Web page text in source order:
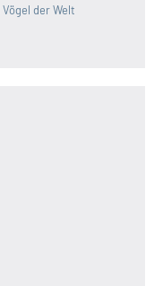
Vögel der Welt